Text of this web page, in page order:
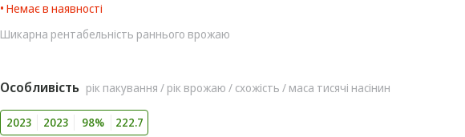
• Немає в наявності
Шикарна рентабельність раннього врожаю
Особливість рік пакування / рік врожаю / схожість / маса тисячі насінин
2023 2023 98% 222.7